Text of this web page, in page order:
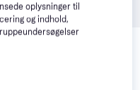
matcher dine
oplysninger til
og indhold,